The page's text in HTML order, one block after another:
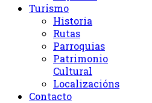
Turismo
Historia
Rutas
Parroquias
Patrimonio
Cultural
Localizacións
Contacto